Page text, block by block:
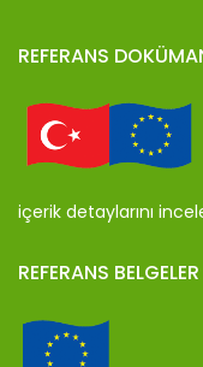
REFERANS
içerik detaylarını
REFERANS BELGELER